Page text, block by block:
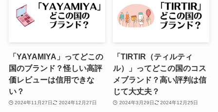
「YAYAMIYA」ってどこの
国のブランド？怪しい高評
価レビューは信用できな
い？
2024年11月27日 2024年12月27日
「TIRTIR（ティルティ
ル）」ってどこの国のコス
メブランド？高い評判は信
じて大丈夫？
2024年3月29日 2024年12月25日